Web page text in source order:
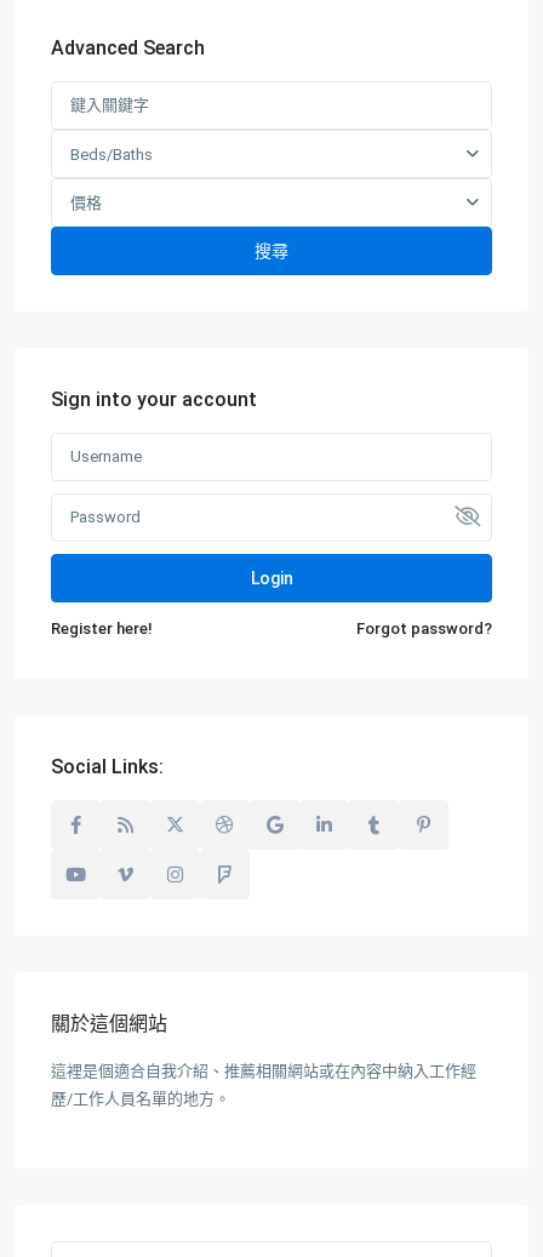
Advanced Search
Beds/Baths
價格
搜尋
Sign into your account
Login
Register here! Forgot password?
Social Links:
關於這個網站
這裡是個適合自我介紹、推薦相關網站或在內容中納入工作經
歷/工作人員名單的地方。